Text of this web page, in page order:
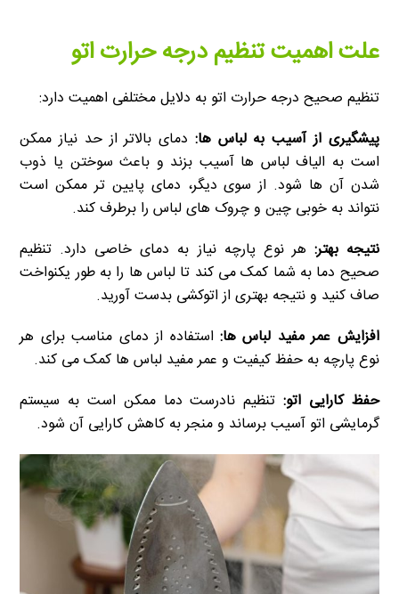
علت اهمیت تنظیم درجه حرارت اتو
تنظیم صحیح درجه حرارت اتو به دلایل مختلفی اهمیت دارد:
پیشگیری از آسیب به لباس ها: دمای بالاتر از حد نیاز ممکن
است به الیاف لباس ها آسیب بزند و باعث سوختن یا ذوب
شدن آن ها شود. از سوی دیگر، دمای پایین تر ممکن است
نتواند به خوبی چین و چروک های لباس را برطرف کند.
نتیجه بهتر: هر نوع پارچه نیاز به دمای خاصی دارد. تنظیم
صحیح دما به شما کمک می کند تا لباس ها را به طور یکنواخت
صاف کنید و نتیجه بهتری از اتوکشی بدست آورید.
افزایش عمر مفید لباس ها: استفاده از دمای مناسب برای هر
نوع پارچه به حفظ کیفیت و عمر مفید لباس ها کمک می کند.
حفظ کارایی اتو: تنظیم نادرست دما ممکن است به سیستم
گرمایشی اتو آسیب برساند و منجر به کاهش کارایی آن شود.